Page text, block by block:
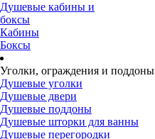
Душевые кабины и
боксы
Кабины
Боксы
Уголки, ограждения и поддоны
Душевые уголки
Душевые двери
Душевые поддоны
Душевые шторки для ванны
Душевые перегородки